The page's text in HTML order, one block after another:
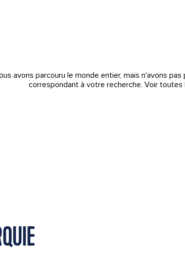
avons parcouru le monde entier, mais n'avons
correspondant à votre recherche. Voir toutes